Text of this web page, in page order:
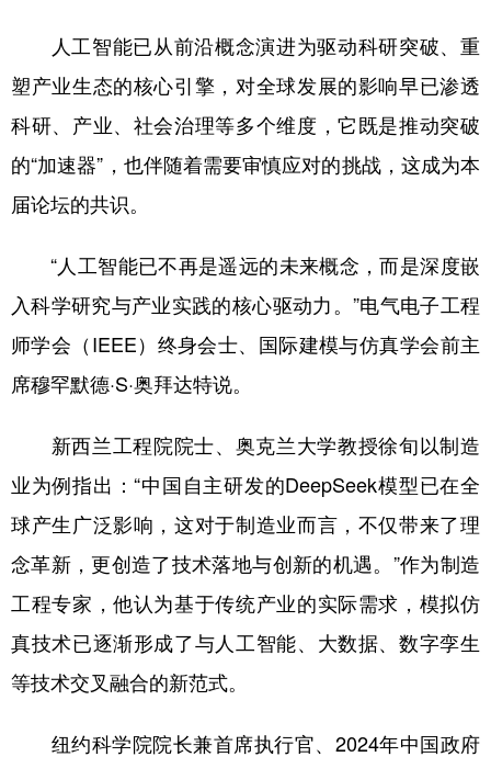
人工智能已从前沿概念演进为驱动科研突破、重
塑产业生态的核心引擎，对全球发展的影响早已渗透
科研、产业、社会治理等多个维度，它既是推动突破
的“加速器”，也伴随着需要审慎应对的挑战，这成为本
届论坛的共识。
“人工智能已不再是遥远的未来概念，而是深度嵌
入科学研究与产业实践的核心驱动力。”电气电子工程
师学会（IEEE）终身会士、国际建模与仿真学会前主
席穆罕默德·S·奥拜达特说。
新西兰工程院院士、奥克兰大学教授徐旬以制造
业为例指出：“中国自主研发的DeepSeek模型已在全
球产生广泛影响，这对于制造业而言，不仅带来了理
念革新，更创造了技术落地与创新的机遇。”作为制造
工程专家，他认为基于传统产业的实际需求，模拟仿
真技术已逐渐形成了与人工智能、大数据、数字孪生
等技术交叉融合的新范式。
纽约科学院院长兼首席执行官、2024年中国政府